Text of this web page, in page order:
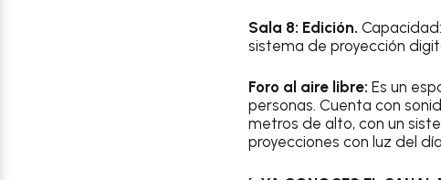
Sala 8: Edición.
sistema de proyección
Foro al aire libre: Es un
personas. Cuenta con
metros de alto, con un
proyecciones con luz del